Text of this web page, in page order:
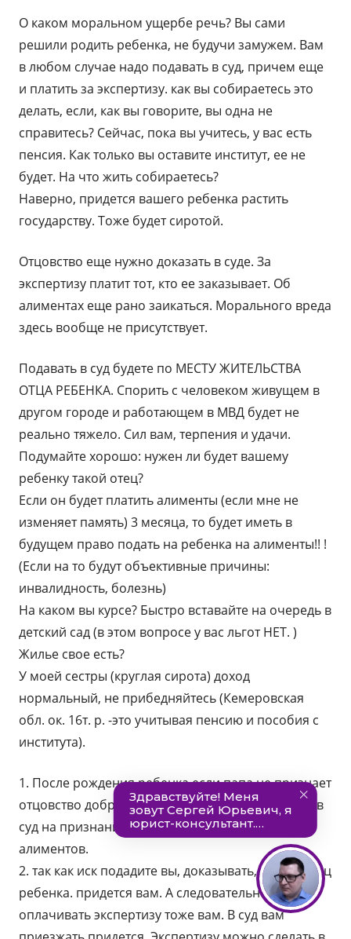
О каком моральном ущербе речь? Вы сами
решили родить ребенка, не будучи замужем. Вам
в любом случае надо подавать в суд, причем еще
и платить за экспертизу. как вы собираетесь это
делать, если, как вы говорите, вы одна не
справитесь? Сейчас, пока вы учитесь, у вас есть
пенсия. Как только вы оставите институт, ее не
будет. На что жить собираетесь?
Наверно, придется вашего ребенка растить
государству. Тоже будет сиротой.
Отцовство еще нужно доказать в суде. За
экспертизу платит тот, кто ее заказывает. Об
алиментах еще рано заикаться. Морального вреда
здесь вообще не присутствует.
Подавать в суд будете по МЕСТУ ЖИТЕЛЬСТВА
ОТЦА РЕБЕНКА. Спорить с человеком живущем в
другом городе и работающем в МВД будет не
реально тяжело. Сил вам, терпения и удачи.
Подумайте хорошо: нужен ли будет вашему
ребенку такой отец?
Если он будет платить алименты (если мне не
изменяет память) 3 месяца, то будет иметь в
будущем право подать на ребенка на алименты!! !
(Если на то будут объективные причины:
инвалидность, болезнь)
На каком вы курсе? Быстро вставайте на очередь в
детский сад (в этом вопросе у вас льгот НЕТ. )
Жилье свое есть?
У моей сестры (круглая сирота) доход
нормальный, не прибедняйтесь (Кемеровская
обл. ок. 16т. р. -это учитывая пенсию и пособия с
института).
1. После рождения ребенка если папа не признает
отцовство добровольно, придется подавать иск в
суд на признание отцовства и взыскание
алиментов.
2. так как иск подадите вы, доказывать, что он отец
ребенка. придется вам. А следовательно и
оплачивать экспертизу тоже вам. В суд вам